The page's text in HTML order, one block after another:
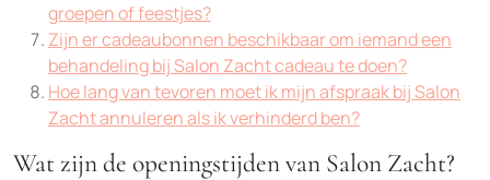
groepen of feestjes?
Zijn er cadeaubonnen beschikbaar om iemand een
behandeling bij Salon Zacht cadeau te doen?
Hoe lang van tevoren moet ik mijn afspraak bij Salon
Zacht annuleren als ik verhinderd ben?
Wat zijn de openingstijden van Salon Zacht?